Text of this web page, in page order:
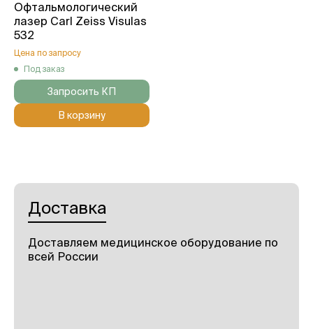
Офтальмологический
лазер Carl Zeiss Visulas
532
Цена по запросу
Под заказ
Запросить КП
В корзину
Доставка
Доставляем медицинское оборудование по
всей России